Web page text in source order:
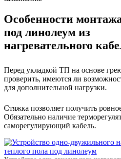
Особенности
под линолеум из
нагревательного
Перед укладкой ТП на основе
проверить, имеются ли
для дополнительной нагрузки.
Стяжка позволяет получить
Обязательно наличие
саморегулирующий кабель.